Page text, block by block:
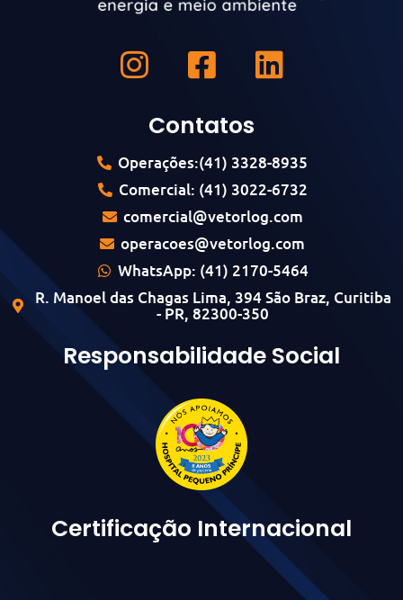
Contatos
Operações:(41) 3328-8935
Comercial: (41) 3022-6732
comercial@vetorlog.com
operacoes@vetorlog.com
WhatsApp: (41) 2170-5464
R. Manoel das Chagas Lima, 394 São Braz, Curitiba
- PR, 82300-350
Responsabilidade Social
Certificação Internacional